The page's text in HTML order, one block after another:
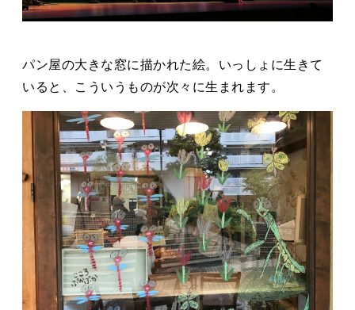
パン屋の大きな窓に描かれた絵。いっしょに生きて
いると、こういうものが次々に生まれます。